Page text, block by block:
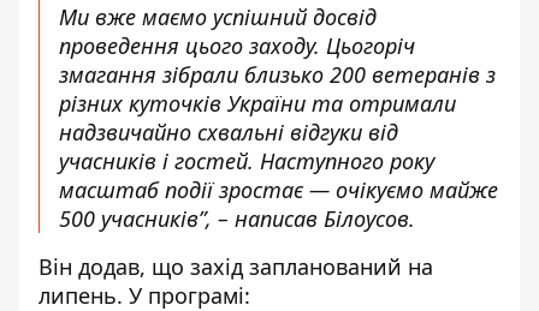
Ми вже маємо успішний досвід
проведення цього заходу. Цьогоріч
змагання зібрали близько 200 ветеранів з
різних куточків України та отримали
надзвичайно схвальні відгуки від
учасників і гостей. Наступного року
масштаб події зростає — очікуємо майже
500 учасників”, – написав Білоусов.
Він додав, що захід запланований на
липень. У програмі: